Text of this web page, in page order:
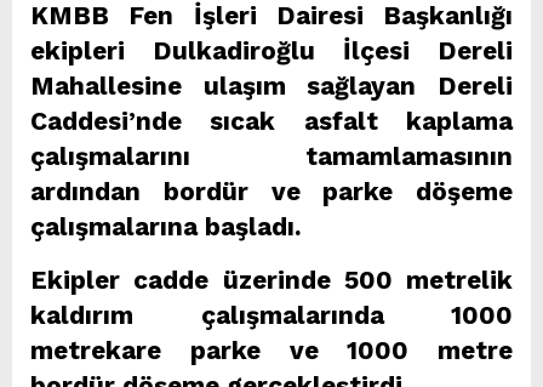
KMBB Fen İşleri Dairesi Başkanlığı
ekipleri Dulkadiroğlu İlçesi Dereli
Mahallesine ulaşım sağlayan Dereli
Caddesi’nde sıcak asfalt kaplama
çalışmalarını tamamlamasının
ardından bordür ve parke döşeme
çalışmalarına başladı.
Ekipler cadde üzerinde 500 metrelik
kaldırım çalışmalarında 1000
metrekare parke ve 1000 metre